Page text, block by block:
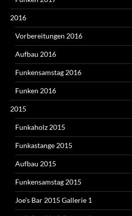
2016
Vorbereitungen 2016
Aufbau 2016
Funkensamstag 2016
Funken 2016
2015
Funkaholz 2015
Funkastange 2015
Aufbau 2015
Funkensamstag 2015
Joe’s Bar 2015 Gallerie 1